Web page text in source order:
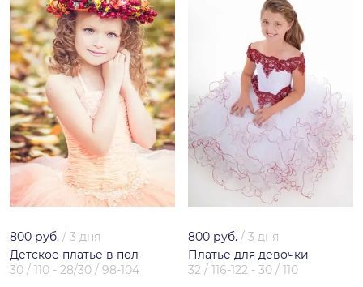
800 руб. / 3 дня
Детское платье в пол
30 / 110 - 28/30 / 98-104
800 руб. / 3 дня
Платье для девочки
32 / 116-122 - 30 / 110